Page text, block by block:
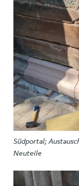
Südportal;
Neuteile